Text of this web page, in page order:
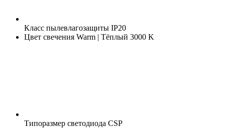
Класс пылевлагозащиты IP20
Цвет свечения Warm | Тёплый 3000 K
Типоразмер светодиода CSP